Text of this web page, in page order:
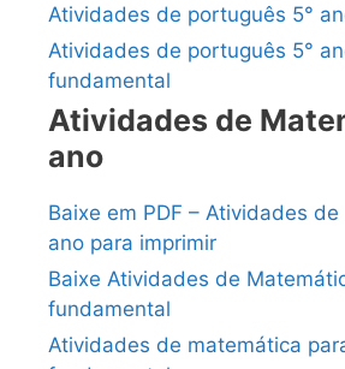
Atividades de português 5°
Atividades de português 5°
fundamental
Atividades de
ano
Baixe em PDF – Atividades
ano para imprimir
Baixe Atividades de
fundamental
Atividades de matemática